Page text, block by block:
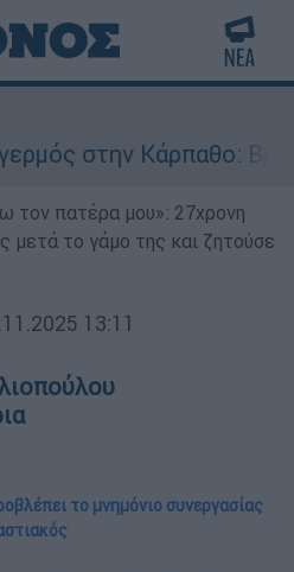
Κάρπαθο: Βρέθηκαν
τον πατέρα μου»: 27χρονη
μετά το γάμο της και ζητούσε
13:11
το μνημόνιο συνεργασίας